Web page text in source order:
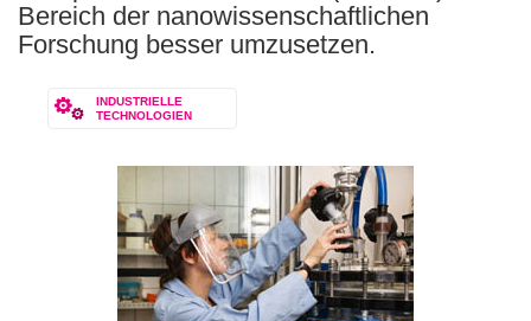
Bereich der nanowissenschaftlichen
Forschung besser umzusetzen.
INDUSTRIELLE
TECHNOLOGIEN